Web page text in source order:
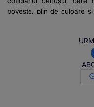
poveste, plin de culoare
articolelor pentru